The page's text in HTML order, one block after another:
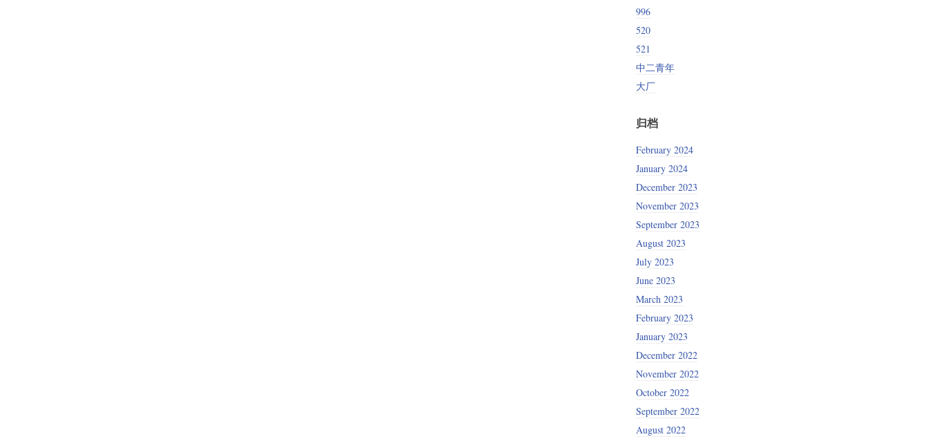
996
520
521
中二青年
大厂
归档
February 2024
January 2024
December 2023
November 2023
September 2023
August 2023
July 2023
June 2023
March 2023
February 2023
January 2023
December 2022
November 2022
October 2022
September 2022
August 2022